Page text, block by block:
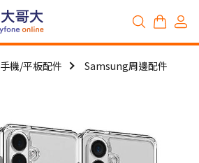
手機/平板配件 Samsung周邊配件